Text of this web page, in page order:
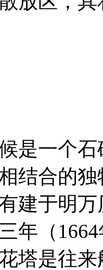
是一个
结合的
建于明
年（
塔是往